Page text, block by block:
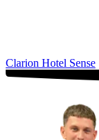
Clarion Hotel Sense